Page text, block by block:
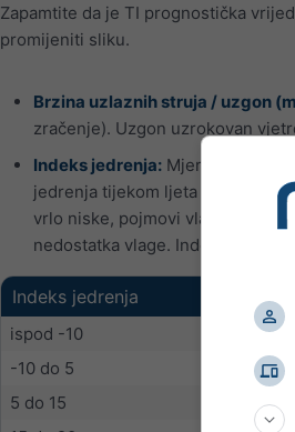
Zapamtite da je TI prognostička
promijeniti sliku.
Brzina uzlaznih struja / uzgon
zračenje). Uzgon uzrokovan
Indeks jedrenja: Mjera
jedrenja tijekom ljeta mogu
vrlo niske, pojmovi vlage su vrlo
nedostatka vlage. Indeks ne
Indeks jedrenja
ispod -10
-10 do 5
suhe
5 do 15